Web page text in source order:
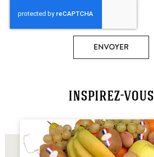
ENVOYER
inspirez-vous